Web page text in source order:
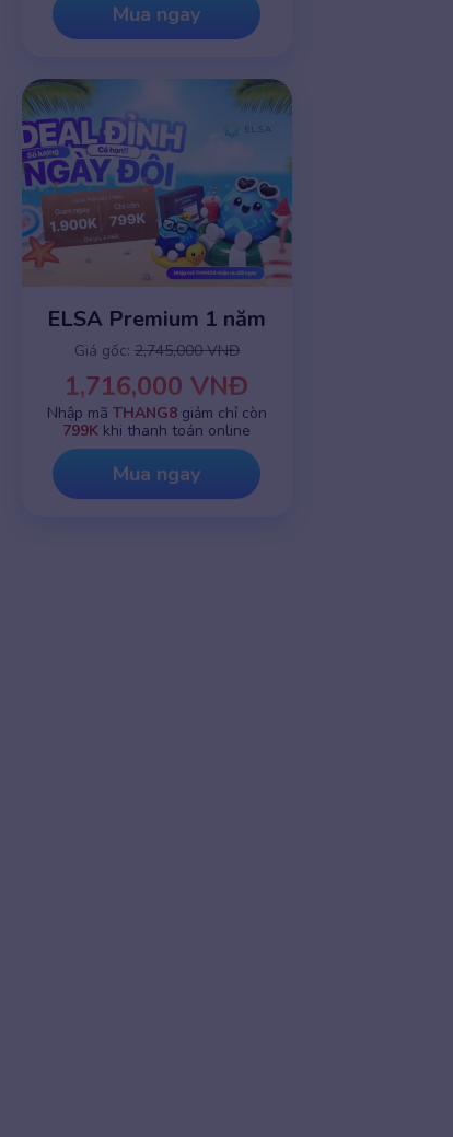
Mua ngay
ELSA Premium 1 năm
Giá gốc: 2,745,000 VNĐ
1,716,000 VNĐ
Nhập mã THANG8giảm chỉ còn
799K khi thanh toán online
Mua ngay